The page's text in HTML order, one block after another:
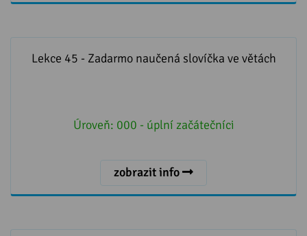
Lekce 45 - Zadarmo naučená slovíčka ve větách
Úroveň: 000 - úplní začátečníci
zobrazit info